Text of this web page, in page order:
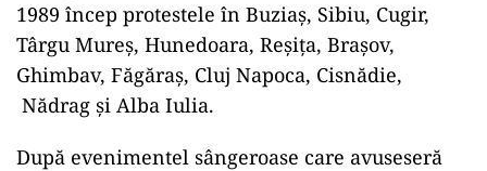
1989 încep protestele în Buziaș, Sibiu, Cugir,
Târgu Mureș, Hunedoara, Reșița, Brașov,
Ghimbav, Făgăraș, Cluj Napoca, Cisnădie,
Nădrag și Alba Iulia.
După evenimentel sângeroase care avuseseră